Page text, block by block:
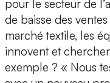
pour le secteur de
de baisse des
marché textile, les
innovent et
exemple ? « Nous